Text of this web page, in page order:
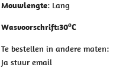
Mouwlengte: Lang
Wasvoorschrift:30oC
Te bestellen in andere maten:
Ja stuur email